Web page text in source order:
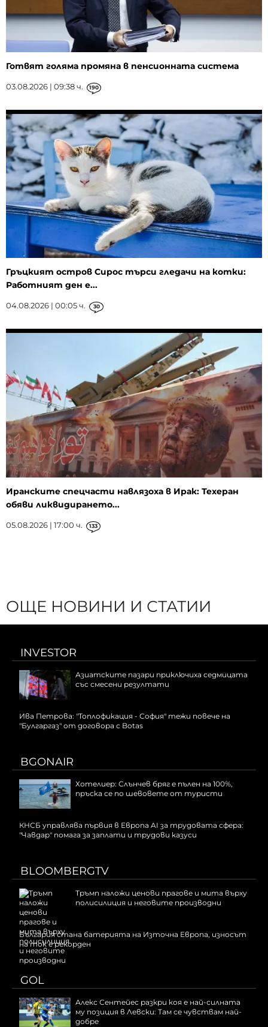
Готвят голяма промяна в пенсионната система
03.08.2026 | 09:38 ч. 190
Гръцкият остров Сирос търси гледачи на котки:
Работният ден е...
04.08.2026 | 00:05 ч. 30
Иранските спецчасти навлязоха в Ирак: Техеран
обяви ликвидирането...
05.08.2026 | 17:00 ч. 133
ОЩЕ НОВИНИ И СТАТИИ
INVESTOR
Азиатските пазари приключиха седмицата
със смесени резултати
Ива Петрова: "Топлофикация - София" тежи повече на
"Булгаргаз" от договора с Botas
BGONAIR
Хотелиер: Слънчев бряг е пълен на 100%,
пръска се по шевовете от туристи
КНСБ управлява първия в Европа AI за трудовата сфера:
"Чавдар" помага за заплати и трудови казуси
BLOOMBERGTV
Тръмп наложи ценови прагове и мита върху
полисилиция и неговите производни
България стана батерията на Източна Европа, износът
на ток е рекорден
GOL
Алекс Сентейес разкри коя е най-силната
му позиция в Левски: Там се чувствам най-
добре